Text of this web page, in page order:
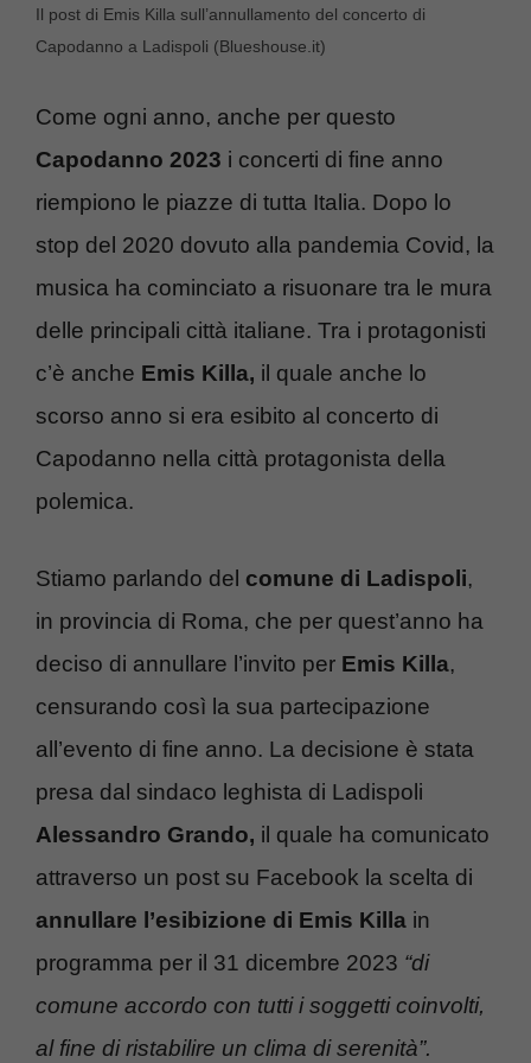
Il post di Emis Killa sull’annullamento del concerto di
Capodanno a Ladispoli (Blueshouse.it)
Come ogni anno, anche per questo
Capodanno 2023 i concerti di fine anno
riempiono le piazze di tutta Italia. Dopo lo
stop del 2020 dovuto alla pandemia Covid, la
musica ha cominciato a risuonare tra le mura
delle principali città italiane. Tra i protagonisti
c’è anche Emis Killa, il quale anche lo
scorso anno si era esibito al concerto di
Capodanno nella città protagonista della
polemica.
Stiamo parlando del comune di Ladispoli,
in provincia di Roma, che per quest’anno ha
deciso di annullare l’invito per Emis Killa,
censurando così la sua partecipazione
all’evento di fine anno. La decisione è stata
presa dal sindaco leghista di Ladispoli
Alessandro Grando, il quale ha comunicato
attraverso un post su Facebook la scelta di
annullare l’esibizione di Emis Killa in
programma per il 31 dicembre 2023 “di
comune accordo con tutti i soggetti coinvolti,
al fine di ristabilire un clima di serenità”.